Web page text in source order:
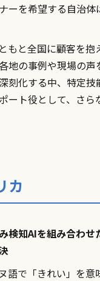
ーを希望する自治体
もと全国に顧客を抱
地の事例や現場の声
刻化する中、特定技
ート役として、さら
カ
検知AIを組み合わせ
語で「きれい」を意